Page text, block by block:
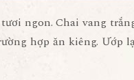
ngon. Chai vang
hợp ăn kiêng. Ướp